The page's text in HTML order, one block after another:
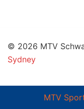
MTV
© 2026 MTV
Sydney